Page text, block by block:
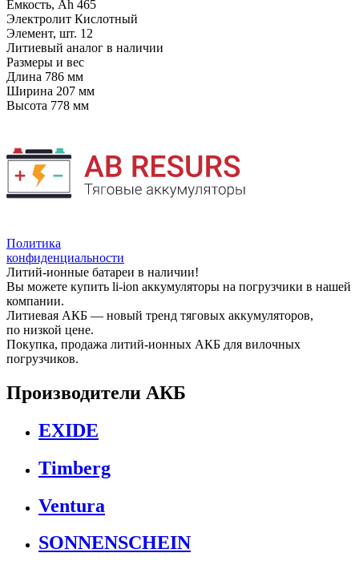
Емкость, Ah 465
Электролит Кислотный
Элемент, шт. 12
Литиевый аналог в наличии
Размеры и вес
Длина 786 мм
Ширина 207 мм
Высота 778 мм
Политика
конфиденциальности
Литий-ионные батареи в наличии!
Вы можете купить li-ion аккумуляторы на погрузчики в нашей
компании.
Литиевая АКБ — новый тренд тяговых аккумуляторов,
по низкой цене.
Покупка, продажа литий-ионных АКБ для вилочных
погрузчиков.
Производители АКБ
EXIDE
Timberg
Ventura
SONNENSCHEIN